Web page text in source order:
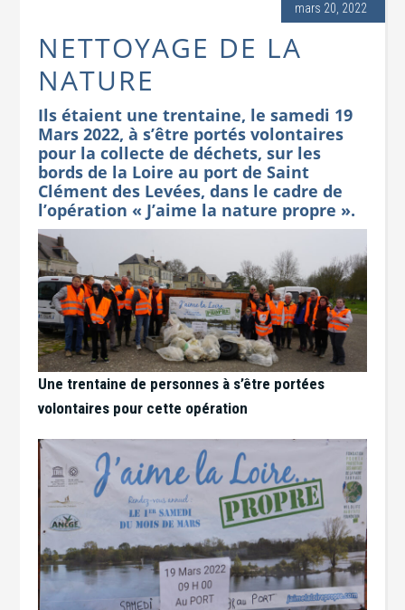
mars 20, 2022
NETTOYAGE DE LA
NATURE
Ils étaient une trentaine, le samedi 19
Mars 2022, à s’être portés volontaires
pour la collecte de déchets, sur les
bords de la Loire au port de Saint
Clément des Levées, dans le cadre de
l’opération « J’aime la nature propre ».
Une trentaine de personnes à s’être portées
volontaires pour cette opération